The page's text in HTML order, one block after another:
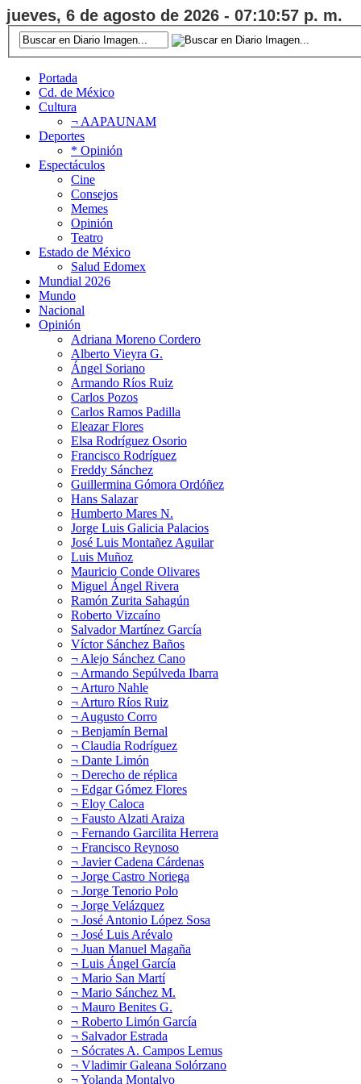
jueves, 6 de agosto de 2026 - 07:10:57 p. m.
Portada
Cd. de México
Cultura
¬ AAPAUNAM
Deportes
* Opinión
Espectáculos
Cine
Consejos
Memes
Opinión
Teatro
Estado de México
Salud Edomex
Mundial 2026
Mundo
Nacional
Opinión
Adriana Moreno Cordero
Alberto Vieyra G.
Ángel Soriano
Armando Ríos Ruiz
Carlos Pozos
Carlos Ramos Padilla
Eleazar Flores
Elsa Rodríguez Osorio
Francisco Rodríguez
Freddy Sánchez
Guillermina Gómora Ordóñez
Hans Salazar
Humberto Mares N.
Jorge Luis Galicia Palacios
José Luis Montañez Aguilar
Luis Muñoz
Mauricio Conde Olivares
Miguel Ángel Rivera
Ramón Zurita Sahagún
Roberto Vizcaíno
Salvador Martínez García
Víctor Sánchez Baños
¬ Alejo Sánchez Cano
¬ Armando Sepúlveda Ibarra
¬ Arturo Nahle
¬ Arturo Ríos Ruiz
¬ Augusto Corro
¬ Benjamín Bernal
¬ Claudia Rodríguez
¬ Dante Limón
¬ Derecho de réplica
¬ Edgar Gómez Flores
¬ Eloy Caloca
¬ Fausto Alzati Araiza
¬ Fernando Garcilita Herrera
¬ Francisco Reynoso
¬ Javier Cadena Cárdenas
¬ Jorge Castro Noriega
¬ Jorge Tenorio Polo
¬ Jorge Velázquez
¬ José Antonio López Sosa
¬ José Luis Arévalo
¬ Juan Manuel Magaña
¬ Luis Ángel García
¬ Mario San Martí
¬ Mario Sánchez M.
¬ Mauro Benites G.
¬ Roberto Limón García
¬ Salvador Estrada
¬ Sócrates A. Campos Lemus
¬ Vladimir Galeana Solórzano
¬ Yolanda Montalvo